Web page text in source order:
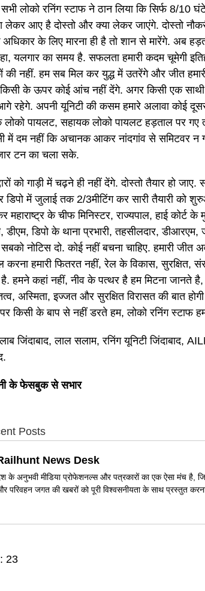
सभी लोको रनिंग स्टाफ ने ठान लिया कि सिर्फ 8/10
लेकर आए है दोस्तो और क्या लेकर जाएंगे. दोस्तो
के लिए मारना ही है तो शान से मारेंगे. अब
यलगार का समय है. सफलता हमारी कदम चूमेगी
की नहीं. हम सब मिल कर युद्ध में उतरेंगे और जीत
के ऊपर कोई आंच नहीं देंगे. अगर किसी एक
रहेगे. अपनी यूनिटी की कसम हमारे अलावा कोई
पायलट, सहायक लोको पायलट हड़ताल पर गए
में दम नहीं कि अचानक आकर नांदगांव से समिटवर
टन का चला सके.
को गाड़ी में चढ़ने ही नहीं देंगे. दोस्तो तैयार हो
डिपो में जुलाई तक 2/3मीटिंग कर सारी तैयारी को
महाराष्ट्र के चीफ मिनिस्टर, राज्यपाल, हाई
डिपो के थाना प्रभारी, तहसीलदार, डीआरएम,
नोटिस दो. कोई नहीं बचना चाहिए. हमारी
करना हमारी फितरत नहीं, रेल के विकास, सुरक्षित,
है. हमने कहां नहीं, नीव के पत्थर है हम मिटना
अस्मिता, इज्जत और सुरक्षित विरासत की बात
किसी के बाप से नहीं डरते हम, लोको रनिंग स्टाफ
जिंदाबाद, लाल सलाम, रनिंग यूनिटी जिंदाबाद,
के फेसबुक से सभार
Posts
News Desk
के अनुभवी मीडिया प्रोफेशनल्स और पत्रकारों का एक ऐसा मंच है,
परिवहन जगत की खबरों को पूरी विश्वसनीयता के साथ प्रस्तुत
23